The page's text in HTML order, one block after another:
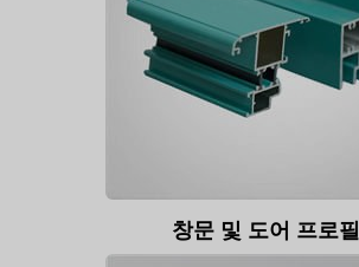
창문 및 도어 프로필